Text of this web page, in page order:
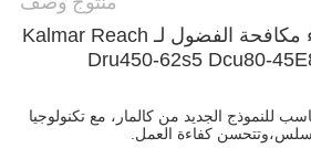
A16868.0100 أجزاء مكافحة الفضول لـ Kalmar Reach
920943.0055 مناسب للنموذج الجديد من كالمار، مع تكنولوجيا
كفاءة العمل.